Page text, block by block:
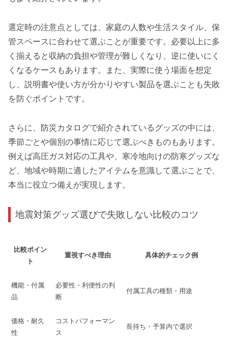
選定時の注意点としては、家庭の人数や生活スタイル、保
管スペースに合わせて選ぶことが重要です。必要以上に多
く揃えると収納の負担や管理が難しくなり、逆に使いにく
くなるケースもあります。また、実際に使う場面を想定
し、説明書や使い方が分かりやすい製品を選ぶことも失敗
を防ぐポイントです。
さらに、防災カタログで紹介されているグッズの中には、
季節ごとや個別の事情に応じて選ぶべきものもあります。
例えば高圧ガス対応の工具や、寒冷地向けの防寒グッズな
ど、地域や時期に適したアイテムを意識して選ぶことで、
本当に役立つ備えが実現します。
地震対策グッズ選びで失敗しない比較のコツ
比較ポイン
ト
重視すべき理由 具体的チェック例
機能・付属
品
必要性・利便性の判
断
付属工具の種類・用途
価格・耐久
性
コストパフォーマン
ス
長持ち・予算内で選択